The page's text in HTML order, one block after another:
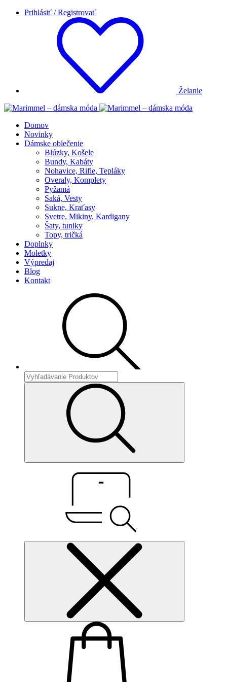
Prihlásiť / Registrovať
Želanie
Domov
Novinky
Dámske oblečenie
Blúzky, Košele
Bundy, Kabáty
Nohavice, Rifle, Tepláky
Overaly, Komplety
Pyžamá
Saká, Vesty
Sukne, Kraťasy
Svetre, Mikiny, Kardigany
Šaty, tuniky
Topy, tričká
Doplnky
Moletky
Výpredaj
Blog
Kontakt